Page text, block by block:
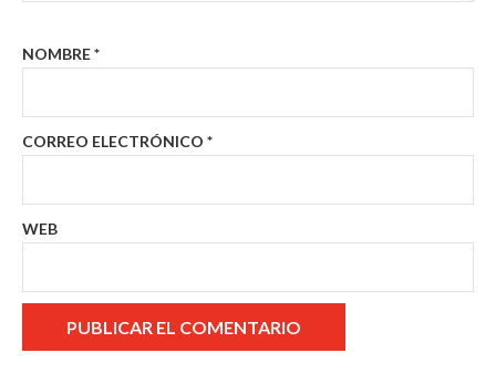
NOMBRE*
CORREO ELECTRÓNICO *
WEB